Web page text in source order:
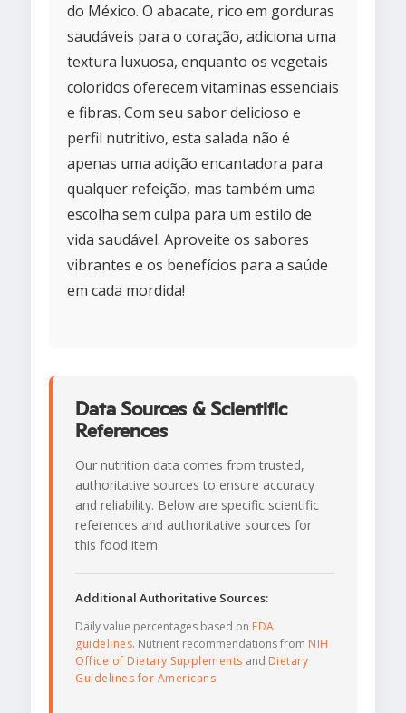
do México. O abacate, rico em gorduras
saudáveis para o coração, adiciona uma
textura luxuosa, enquanto os vegetais
coloridos oferecem vitaminas essenciais
e fibras. Com seu sabor delicioso e
perfil nutritivo, esta salada não é
apenas uma adição encantadora para
qualquer refeição, mas também uma
escolha sem culpa para um estilo de
vida saudável. Aproveite os sabores
vibrantes e os benefícios para a saúde
em cada mordida!
Data Sources & Scientific
References
Our nutrition data comes from trusted,
authoritative sources to ensure accuracy
and reliability. Below are specific scientific
references and authoritative sources for
this food item.
Additional Authoritative Sources:
Daily value percentages based on FDA
guidelines. Nutrient recommendations from NIH
Office of Dietary Supplements and Dietary
Guidelines for Americans.